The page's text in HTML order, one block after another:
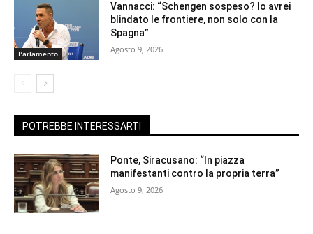
Parlamento
Vannacci: “Schengen sospeso? Io avrei
blindato le frontiere, non solo con la
Spagna”
Agosto 9, 2026
POTREBBE INTERESSARTI
Ponte, Siracusano: “In piazza
manifestanti contro la propria terra”
Agosto 9, 2026